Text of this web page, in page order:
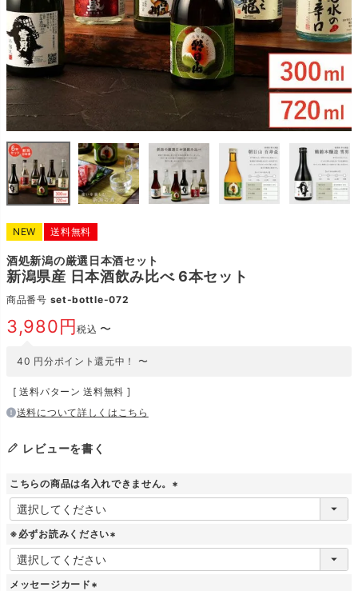
NEW 送料無料
酒処新潟の厳選日本酒セット
新潟県産 日本酒飲み比べ 6本セット
商品番号 set-bottle-072
3,980 税込 〜
40 円分ポイント還元中！ 〜
送料パターン 送料無料
送料について詳しくはこちら
レビューを書く
こちらの商品は名入れできません。
(
※必ずお読みください
(
メッセージカード